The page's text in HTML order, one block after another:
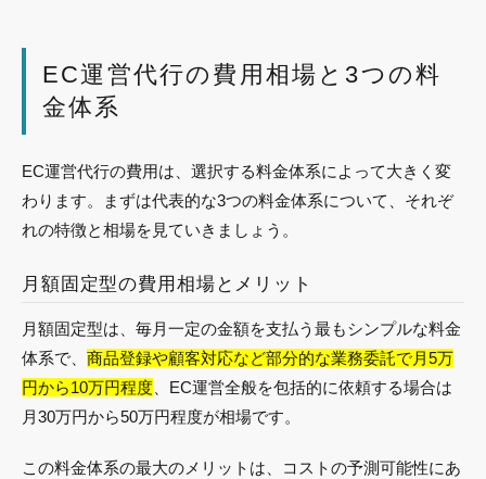
EC運営代行の費用相場と3つの料
金体系
EC運営代行の費用は、選択する料金体系によって大きく変
わります。まずは代表的な3つの料金体系について、それぞ
れの特徴と相場を見ていきましょう。
月額固定型の費用相場とメリット
月額固定型は、毎月一定の金額を支払う最もシンプルな料金
体系で、 商品登録や顧客対応など部分的な業務委託で月5万
円から10万円程度 、EC運営全般を包括的に依頼する場合は
月30万円から50万円程度が相場です。
この料金体系の最大のメリットは、コストの予測可能性にあ